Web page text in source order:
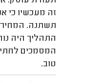
זה מעכשיו כי
תשתנה. המחיר
התהליך היה
המסמכים
טוב.